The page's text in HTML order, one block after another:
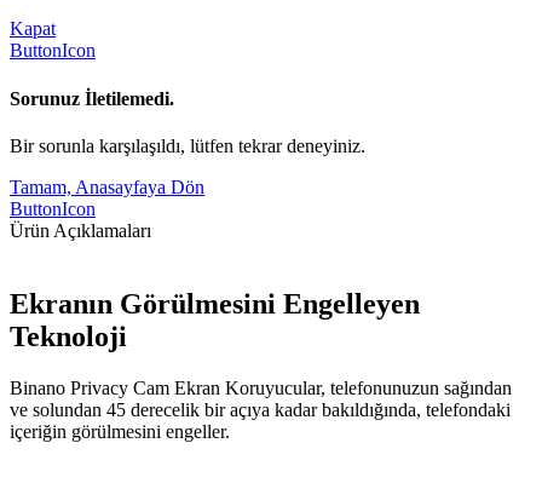
Kapat
ButtonIcon
Sorunuz İletilemedi.
Bir sorunla karşılaşıldı, lütfen tekrar deneyiniz.
Tamam, Anasayfaya Dön
ButtonIcon
Ürün Açıklamaları
Ekranın Görülmesini Engelleyen
Teknoloji
Binano Privacy Cam Ekran Koruyucular, telefonunuzun sağından
ve solundan 45 derecelik bir açıya kadar bakıldığında, telefondaki
içeriğin görülmesini engeller.